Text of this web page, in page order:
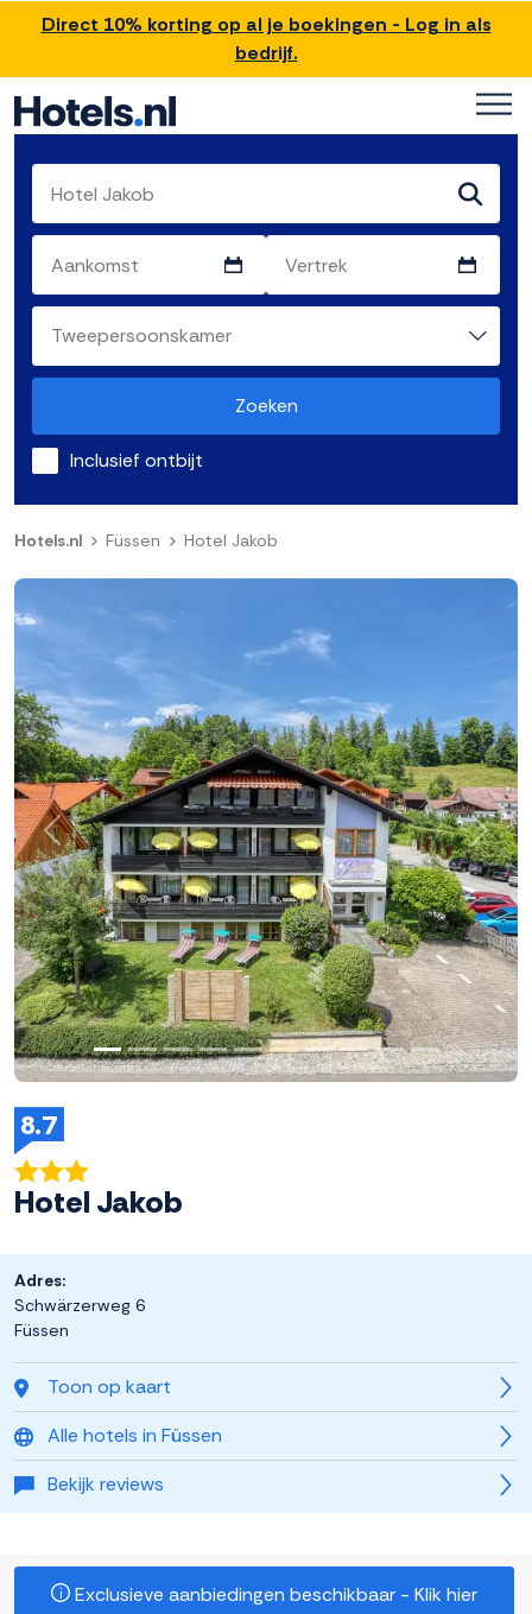
Direct 10% korting op al je boekingen - Log in als
bedrijf.
Zoeken
Inclusief ontbijt
Hotels.nl Füssen Hotel Jakob
8.7
Hotel Jakob
Toon op kaart
Alle hotels in Füssen
Bekijk reviews
Adres:
Schwärzerweg 6
Füssen
Exclusieve aanbiedingen beschikbaar - Klik hier